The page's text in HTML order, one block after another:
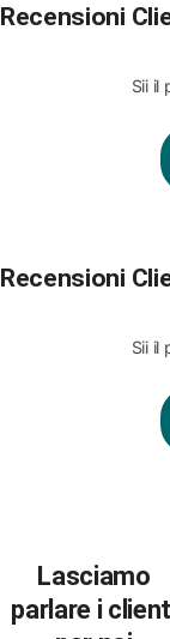
Recensioni
Sii il
Recensioni
Sii il
Lasciamo
parlare i